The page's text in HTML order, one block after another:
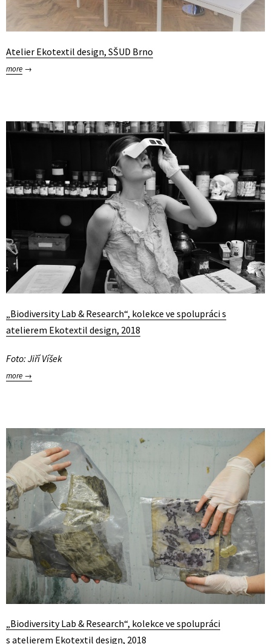
Atelier Ekotextil design, SŠUD Brno
more →
„Biodiversity Lab & Research“, kolekce ve spolupráci s
atelierem Ekotextil design, 2018
Foto: Jiří Víšek
more →
„Biodiversity Lab & Research“, kolekce ve spolupráci
s atelierem Ekotextil design, 2018